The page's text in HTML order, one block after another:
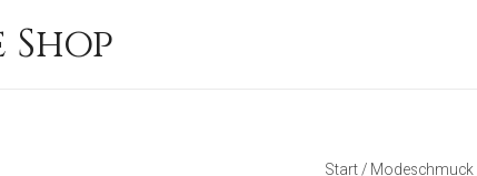
Start / Modeschmuck